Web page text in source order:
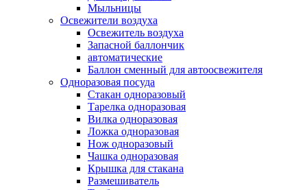
Мыльницы
Освежители воздуха
Освежитель воздуха
Запасной баллончик
автоматические
Баллон сменный для автоосвежителя
Одноразовая посуда
Стакан одноразовый
Тарелка одноразовая
Вилка одноразовая
Ложка одноразовая
Нож одноразовый
Чашка одноразовая
Крышка для стакана
Размешиватель